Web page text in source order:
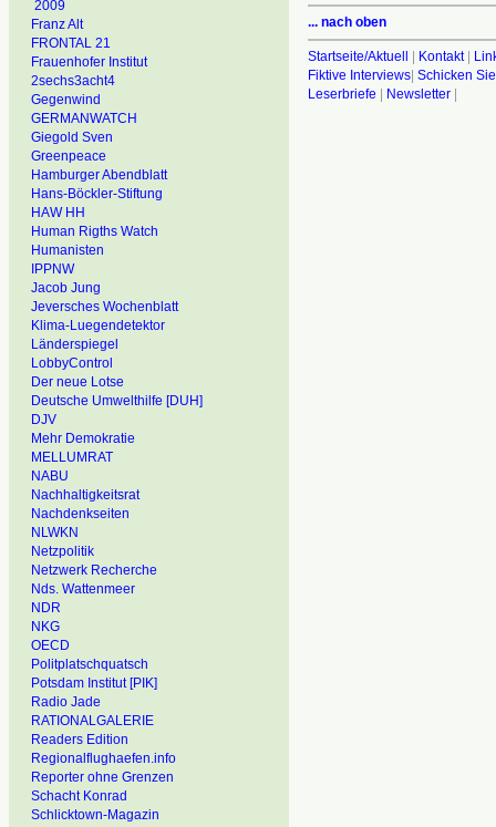
2009
Franz Alt
FRONTAL 21
Frauenhofer Institut
2sechs3acht4
Gegenwind
GERMANWATCH
Giegold Sven
Greenpeace
Hamburger Abendblatt
Hans-Böckler-Stiftung
HAW HH
Human Rigths Watch
Humanisten
IPPNW
Jacob Jung
Jeversches Wochenblatt
Klima-Luegendetektor
Länderspiegel
LobbyControl
Der neue Lotse
Deutsche Umwelthilfe [DUH]
DJV
Mehr Demokratie
MELLUMRAT
NABU
Nachhaltigkeitsrat
Nachdenkseiten
NLWKN
Netzpolitik
Netzwerk Recherche
Nds. Wattenmeer
NDR
NKG
OECD
Politplatschquatsch
Potsdam Institut [PIK]
Radio Jade
RATIONALGALERIE
Readers Edition
Regionalflughaefen.info
Reporter ohne Grenzen
Schacht Konrad
Schlicktown-Magazin
... nach oben
Startseite/Aktuell | Kontakt|
Fiktive Interviews| Schicken
Leserbriefe | Newsletter|